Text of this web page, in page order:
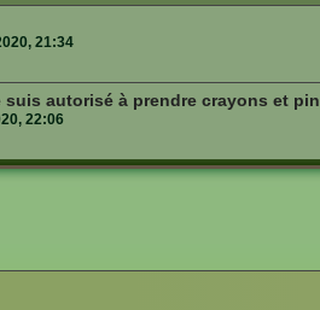
21:34
suis autorisé à prendre crayons et
22:06